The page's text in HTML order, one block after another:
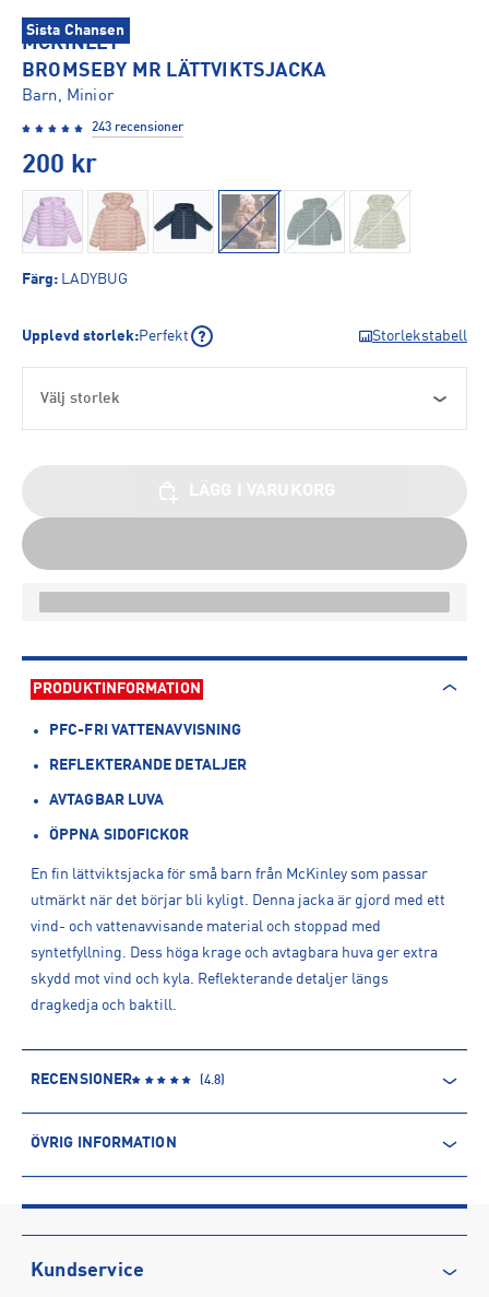
Sista Chansen
MCKINLEY
BROMSEBY MR LÄTTVIKTSJACKA
Barn, Minior
243 recensioner
200 kr
Färg: LADYBUG
Upplevd storlek:Perfekt Storlekstabell
Välj storlek
PRODUKTINFORMATION
PFC-FRI VATTENAVVISNING
REFLEKTERANDE DETALJER
AVTAGBAR LUVA
ÖPPNA SIDOFICKOR
En fin lättviktsjacka för små barn från McKinley som passar
utmärkt när det börjar bli kyligt. Denna jacka är gjord med ett
vind- och vattenavvisande material och stoppad med
syntetfyllning. Dess höga krage och avtagbara huva ger extra
skydd mot vind och kyla. Reflekterande detaljer längs
dragkedja och baktill.
RECENSIONER (4.8)
ÖVRIG INFORMATION
Produktnummer: 1523915
Leverantörens produktnummer: 1523915
Artikelnummer: 152391514-LADYBUG
Kundservice